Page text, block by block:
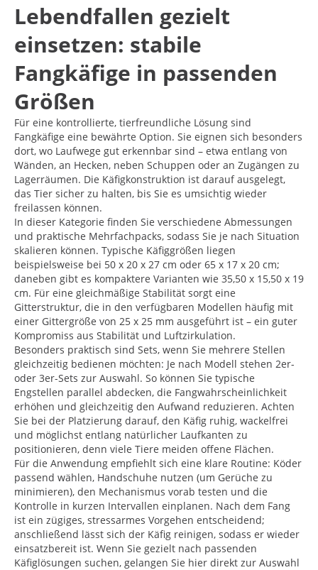
Lebendfallen gezielt
einsetzen: stabile
Fangkäfige in passenden
Größen
Für eine kontrollierte, tierfreundliche Lösung sind
Fangkäfige eine bewährte Option. Sie eignen sich besonders
dort, wo Laufwege gut erkennbar sind – etwa entlang von
Wänden, an Hecken, neben Schuppen oder an Zugängen zu
Lagerräumen. Die Käfigkonstruktion ist darauf ausgelegt,
das Tier sicher zu halten, bis Sie es umsichtig wieder
freilassen können.
In dieser Kategorie finden Sie verschiedene Abmessungen
und praktische Mehrfachpacks, sodass Sie je nach Situation
skalieren können. Typische Käfiggrößen liegen
beispielsweise bei 50 x 20 x 27 cm oder 65 x 17 x 20 cm;
daneben gibt es kompaktere Varianten wie 35,50 x 15,50 x 19
cm. Für eine gleichmäßige Stabilität sorgt eine
Gitterstruktur, die in den verfügbaren Modellen häufig mit
einer Gittergröße von 25 x 25 mm ausgeführt ist – ein guter
Kompromiss aus Stabilität und Luftzirkulation.
Besonders praktisch sind Sets, wenn Sie mehrere Stellen
gleichzeitig bedienen möchten: Je nach Modell stehen 2er-
oder 3er-Sets zur Auswahl. So können Sie typische
Engstellen parallel abdecken, die Fangwahrscheinlichkeit
erhöhen und gleichzeitig den Aufwand reduzieren. Achten
Sie bei der Platzierung darauf, den Käfig ruhig, wackelfrei
und möglichst entlang natürlicher Laufkanten zu
positionieren, denn viele Tiere meiden offene Flächen.
Für die Anwendung empfiehlt sich eine klare Routine: Köder
passend wählen, Handschuhe nutzen (um Gerüche zu
minimieren), den Mechanismus vorab testen und die
Kontrolle in kurzen Intervallen einplanen. Nach dem Fang
ist ein zügiges, stressarmes Vorgehen entscheidend;
anschließend lässt sich der Käfig reinigen, sodass er wieder
einsatzbereit ist. Wenn Sie gezielt nach passenden
Käfiglösungen suchen, gelangen Sie hier direkt zur Auswahl